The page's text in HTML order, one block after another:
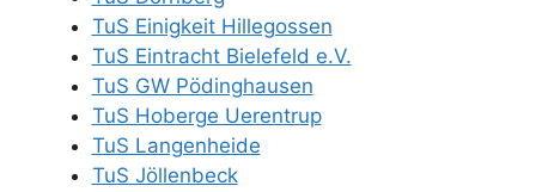
TuS Einigkeit Hillegossen
TuS Eintracht Bielefeld e.V.
TuS GW Pödinghausen
TuS Hoberge Uerentrup
TuS Langenheide
TuS Jöllenbeck